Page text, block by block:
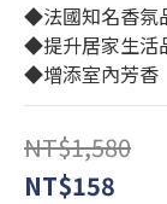
◆法國知名香氛
◆提升居家生活
◆增添室內芳香
NT$1,580
NT$158